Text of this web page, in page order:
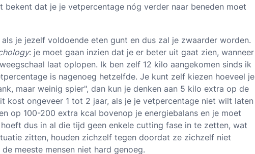
dat je je vetpercentage nóg verder naar beneden moet
je jezelf voldoende eten gunt en dus zal je zwaarder worden.
: je moet gaan inzien dat je er beter uit gaat zien, wanneer
laat oplopen. Ik ben zelf 12 kilo aangekomen sinds ik
is nagenoeg hetzelfde. Je kunt zelf kiezen hoeveel je
maar weinig spier", dan kun je denken aan 5 kilo extra op de
kost ongeveer 1 tot 2 jaar, als je je vetpercentage niet wilt laten
op 100-200 extra kcal bovenop je energiebalans en je moet
dus in al die tijd geen enkele cutting fase in te zetten, wat
zitten, houden zichzelf tegen doordat ze zichzelf niet
meeste mensen niet hard genoeg.